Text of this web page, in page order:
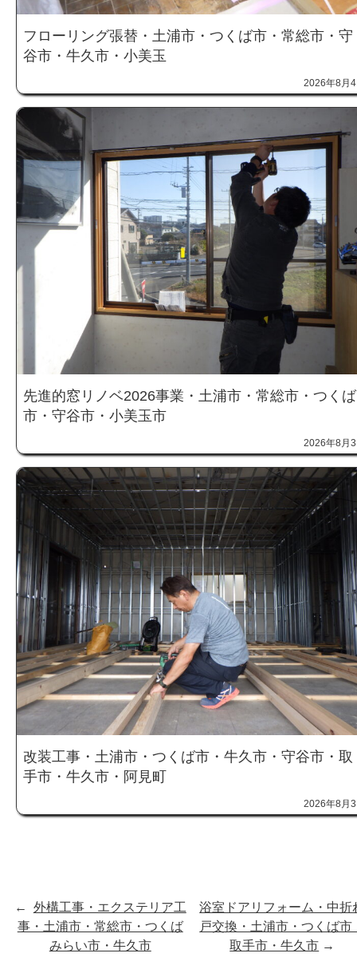
フローリング張替・土浦市・つくば市・常総市・守
谷市・牛久市・小美玉
2026年8月
先進的窓リノベ2026事業・土浦市・常総市・つくば
市・守谷市・小美玉市
2026年8月
改装工事・土浦市・つくば市・牛久市・守谷市・取
手市・牛久市・阿見町
2026年8月
← 外構工事・エクステリア工
事・土浦市・常総市・つくば
みらい市・牛久市
浴室ドアリフォーム・中折
戸交換・土浦市・つくば市
取手市・牛久市 →